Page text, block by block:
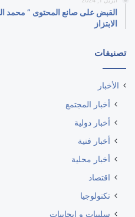
القبض على صانع المحتوى ” محمد
الابتزاز
تصنيفات
الأخبار
أخبار المجتمع
أخبار دولية
أخبار فنية
أخبار محلية
اقتصاد
تكنولوجيا
سلبيات و إيجابيات